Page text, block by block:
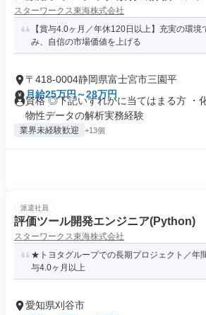
スターワークス東海株式会社
【賞与4.0ヶ月／年休120日以上】充実の環境
み、自信の市場価値を上げる
〒418-0004静岡県富士宮市三園平
月給25万円～28万円
資格 ◎下記いずれかに当てはまる方 ・
物性データの解析実務経験
業界未経験歓迎 +13個
派遣社員
評価ツール開発エンジニア(Python)
スターワークス東海株式会社
★トヨタグループでの長期プロジェクト／年
与4.0ヶ月以上
愛知県刈谷市